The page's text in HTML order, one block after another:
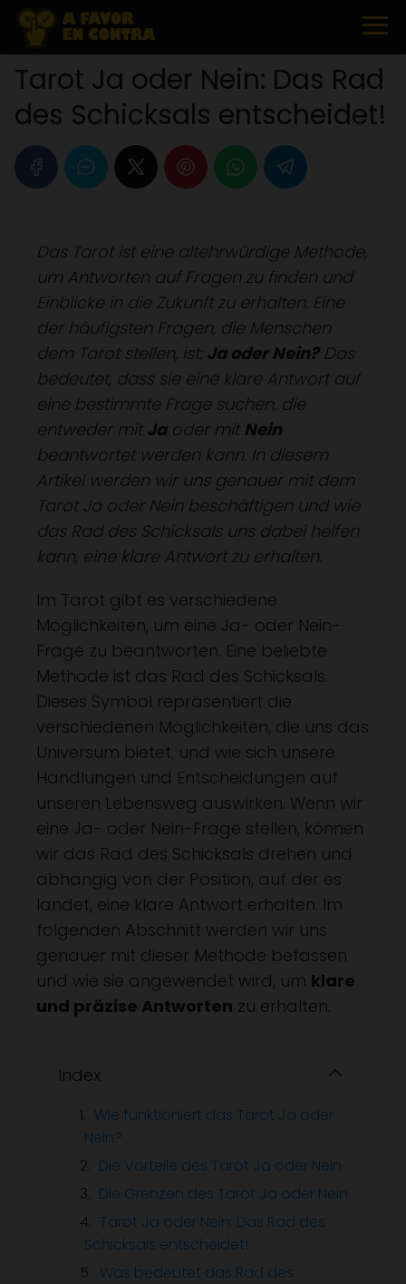
Tarot Ja oder Nein: Das Rad
des Schicksals entscheidet!
Das Tarot ist eine altehrwürdige Methode,
um Antworten auf Fragen zu finden und
Einblicke in die Zukunft zu erhalten. Eine
der häufigsten Fragen, die Menschen
dem Tarot stellen, ist: Ja oder Nein?Das
bedeutet, dass sie eine klare Antwort auf
eine bestimmte Frage suchen, die
entweder mit Jaoder mitNein
beantwortet werden kann. In diesem
Artikel werden wir uns genauer mit dem
Tarot Ja oder Nein beschäftigen und wie
das Rad des Schicksals uns dabei helfen
kann, eine klare Antwort zu erhalten.
Im Tarot gibt es verschiedene
Möglichkeiten, um eine Ja- oder Nein-
Frage zu beantworten. Eine beliebte
Methode ist das Rad des Schicksals.
Dieses Symbol repräsentiert die
verschiedenen Möglichkeiten, die uns das
Universum bietet, und wie sich unsere
Handlungen und Entscheidungen auf
unseren Lebensweg auswirken. Wenn wir
eine Ja- oder Nein-Frage stellen, können
wir das Rad des Schicksals drehen und
abhängig von der Position, auf der es
landet, eine klare Antwort erhalten. Im
folgenden Abschnitt werden wir uns
genauer mit dieser Methode befassen
und wie sie angewendet wird, um klare
und präzise Antworten zu erhalten.
Index
Wie funktioniert das Tarot Ja oder
Nein?
Die Vorteile des Tarot Ja oder Nein
Die Grenzen des Tarot Ja oder Nein
Tarot Ja oder Nein: Das Rad des
Schicksals entscheidet!
Was bedeutet das Rad des